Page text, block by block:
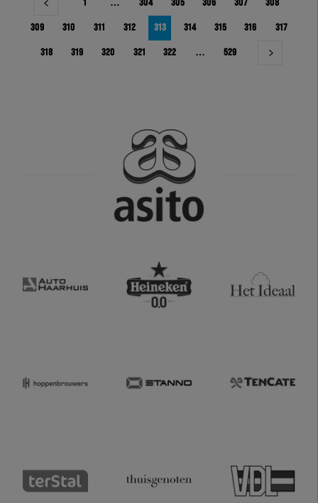
1 … 304 305 306 307 308
309 310 311 312 313 314 315 316 317
318 319 320 321 322 … 529